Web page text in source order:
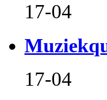
17-04
17-04